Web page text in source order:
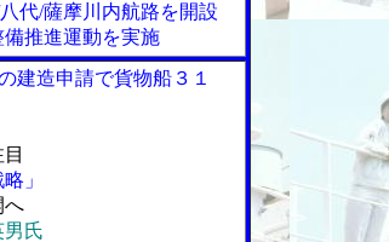
代/薩摩川内航路を開設
備推進運動を実施
建造申請で貨物船３１
」
へ
氏